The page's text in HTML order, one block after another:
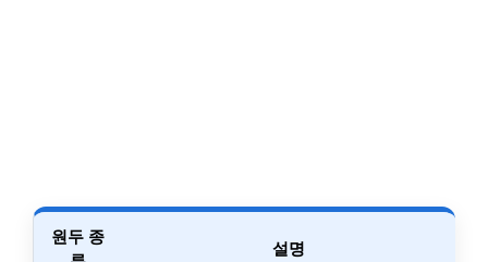
원두 종
설명